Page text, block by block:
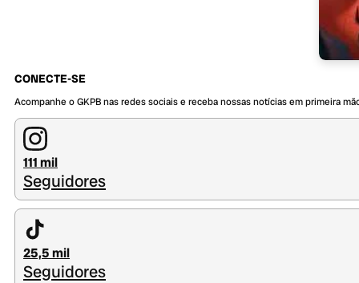
CONECTE-SE
Acompanhe o GKPB nas redes sociais e receba nossas notícias em primeira
111 mil
Seguidores
25,5 mil
Seguidores